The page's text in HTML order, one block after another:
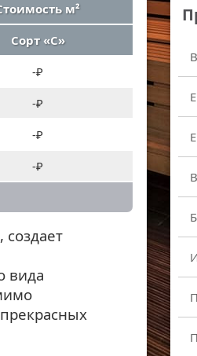
м²
Сорт «C»
-₽
-₽
-₽
-₽
вида